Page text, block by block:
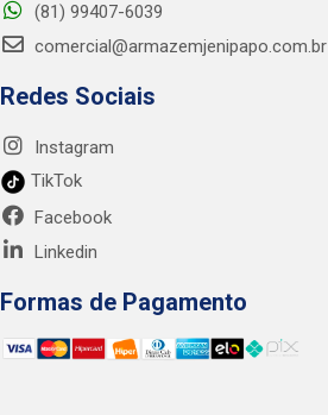
(81) 99407-6039
comercial@armazemjenipapo.com.br
Redes Sociais
Instagram
TikTok
Facebook
Linkedin
Formas de Pagamento